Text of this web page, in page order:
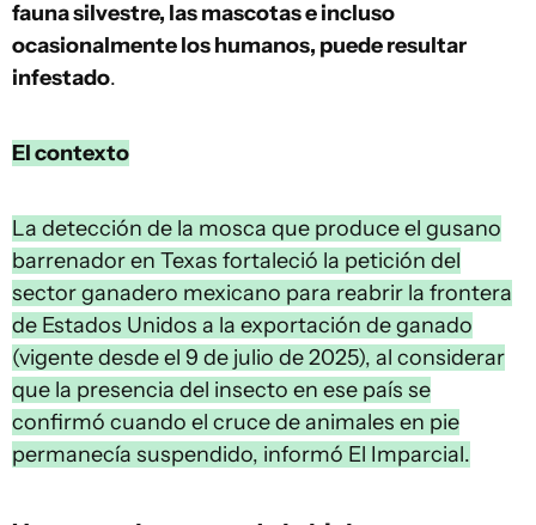
fauna silvestre, las mascotas e incluso
ocasionalmente los humanos, puede resultar
infestado.
El contexto
La detección de la mosca que produce el gusano
barrenador en Texas fortaleció la petición del
sector ganadero mexicano para reabrir la frontera
de Estados Unidos a la exportación de ganado
(vigente desde el 9 de julio de 2025), al considerar
que la presencia del insecto en ese país se
confirmó cuando el cruce de animales en pie
permanecía suspendido, informó El Imparcial.